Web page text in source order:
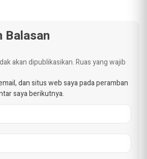
Balasan
akan dipublikasikan.Ruas yang wajib
dan situs web saya pada peramban
saya berikutnya.